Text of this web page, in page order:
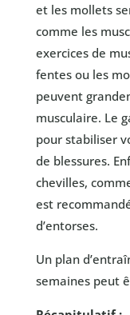
et les mollets
comme les
exercices de
fentes ou les
peuvent
musculaire. Le
pour stabiliser
de blessures.
chevilles,
est
d’entorses.
Un plan
semaines peut